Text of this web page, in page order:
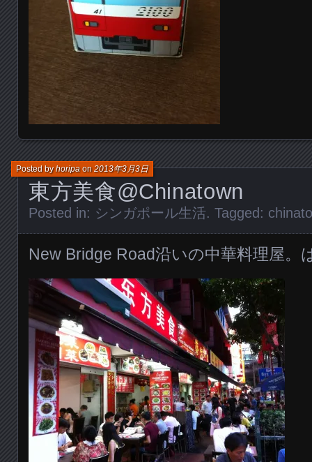
東方美食@Chinatown
Posted byhoripaon2013年3月3日
Posted in: シンガポール生活. Tagged:
New Bridge Road沿いの中華料理屋。